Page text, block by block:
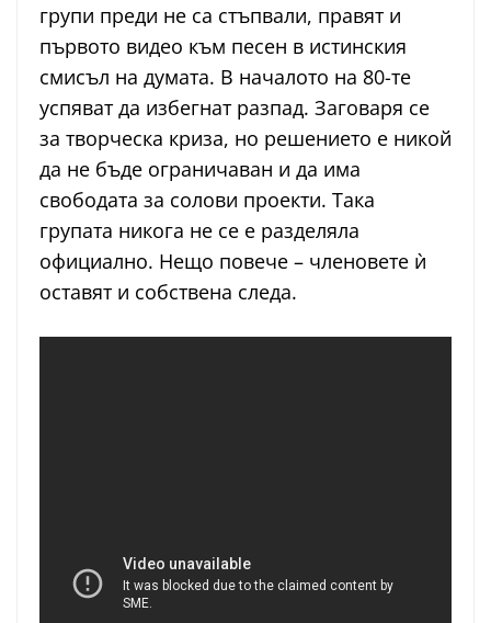
групи преди не са стъпвали, правят и
първото видео към песен в истинския
смисъл на думата. В началото на 80-те
успяват да избегнат разпад. Заговаря се
за творческа криза, но решението е никой
да не бъде ограничаван и да има
свободата за солови проекти. Така
групата никога не се е разделяла
официално. Нещо повече – членовете ѝ
оставят и собствена следа.